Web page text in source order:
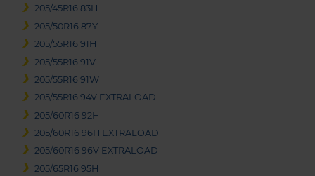
205/45R16 83H
205/50R16 87Y
205/55R16 91H
205/55R16 91V
205/55R16 91W
205/55R16 94V EXTRALOAD
205/60R16 92H
205/60R16 96H EXTRALOAD
205/60R16 96V EXTRALOAD
205/65R16 95H